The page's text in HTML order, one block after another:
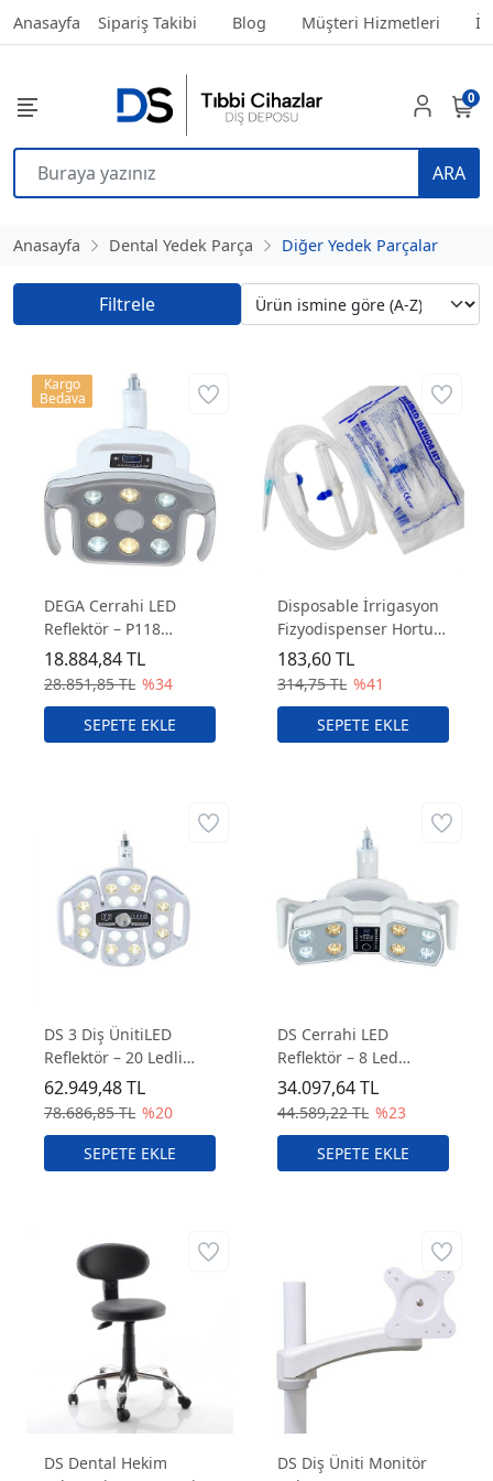
Anasayfa Sipariş Takibi Blog Müşteri Hizmetleri
ARA
0
Anasayfa Dental Yedek Parça Diğer Yedek Parçalar
Filtrele
DEGA Cerrahi LED
Reflektör – P118
Yüksek Işık Gücü ve
Net Görüş
28.851,85 TL %34
18.884,84 TL
Kargo
Bedava
Disposable İrrigasyon
Fizyodispenser Hortum
Seti Fizyo Hortumu
314,75 TL %41
183,60 TL
DS 3 Diş ÜnitiLED
Reflektör – 20 Ledli
Dental Cerrahi
Reflektör
78.686,85 TL %20
62.949,48 TL
DS Cerrahi LED
Reflektör – 8 Led
Dental Cerrahi
Reflektör
44.589,22 TL %23
34.097,64 TL
DS Dental Hekim
DS Diş Üniti Monitör